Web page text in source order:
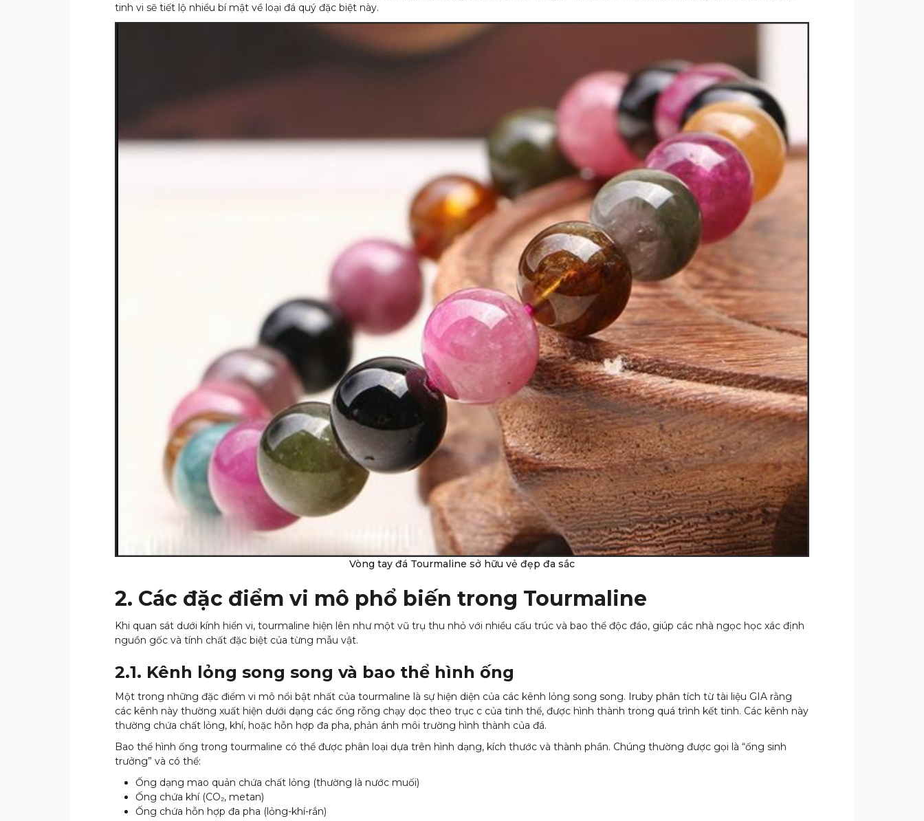
tinh vi sẽ tiết lộ nhiều bí mật về loại đá quý đặc biệt này.
Vòng tay đá Tourmaline sở hữu vẻ đẹp đa sắc
2. Các đặc điểm vi mô phổ biến trong Tourmaline
Khi quan sát dưới kính hiển vi, tourmaline hiện lên như một vũ trụ thu nhỏ với nhiều cấu trúc và bao thể độc đáo, giúp các nhà ngọc học xác định
nguồn gốc và tính chất đặc biệt của từng mẫu vật.
2.1. Kênh lỏng song song và bao thể hình ống
Một trong những đặc điểm vi mô nổi bật nhất của tourmaline là sự hiện diện của các kênh lỏng song song. Iruby phân tích từ tài liệu GIA rằng
các kênh này thường xuất hiện dưới dạng các ống rỗng chạy dọc theo trục c của tinh thể, được hình thành trong quá trình kết tinh. Các kênh này
thường chứa chất lỏng, khí, hoặc hỗn hợp đa pha, phản ánh môi trường hình thành của đá.
Bao thể hình ống trong tourmaline có thể được phân loại dựa trên hình dạng, kích thước và thành phần. Chúng thường được gọi là “ống sinh
trưởng” và có thể:
Ống dạng mao quản chứa chất lỏng (thường là nước muối)
Ống chứa khí (CO₂, metan)
Ống chứa hỗn hợp đa pha (lỏng-khí-rắn)